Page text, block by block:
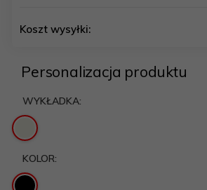
Koszt wysyłki:
Personalizacja produktu
WYKŁADKA:
KOLOR: